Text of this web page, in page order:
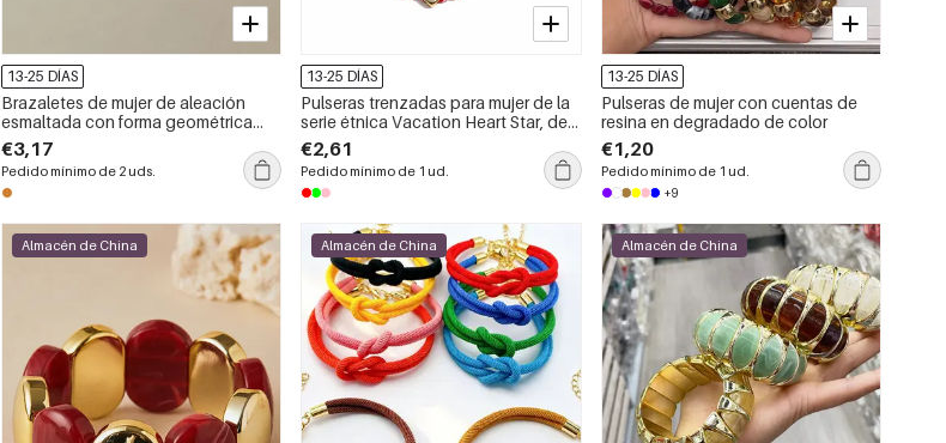
13-25 DÍAS
Brazaletes de mujer de aleación
esmaltada con forma geométrica
retro
€3,17
Pedido mínimo de 2 uds.
13-25 DÍAS
Pulseras trenzadas para mujer de la
serie étnica Vacation Heart Star, de
tela color dorado.
€2,61
Pedido mínimo de 1 ud.
13-25 DÍAS
Pulseras de mujer con cuentas de
resina en degradado de color
€1,20
Pedido mínimo de 1 ud.
+9
Almacén de China Almacén de China Almacén de China